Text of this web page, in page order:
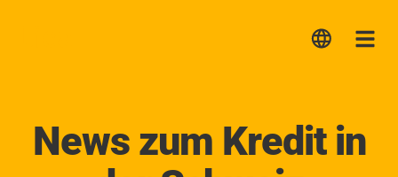
News zum Kredit in